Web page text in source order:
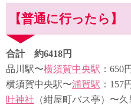
【普通に行ったら】
合計 約6418円
品川駅〜横須賀中央駅 ：650円
横須賀中央駅〜浦賀駅 ：157円
叶神社 （紺屋町バス亭）〜